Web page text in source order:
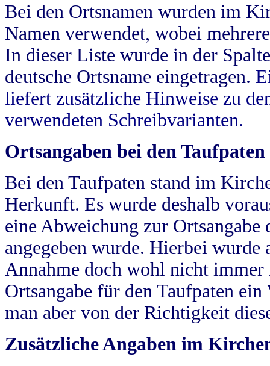
Bei den Ortsnamen wurden im
Namen verwendet, wobei
In dieser Liste wurde in der
deutsche Ortsname eingetragen.
liefert zusätzliche Hinweise zu
verwendeten Schreibvarianten.
Ortsangaben bei den Taufpaten
Bei den Taufpaten stand im
Herkunft. Es wurde deshalb
eine Abweichung zur
angegeben wurde. Hierbei wurde
Annahme doch wohl nicht
Ortsangabe für den Taufpaten
man aber von der Richtigkeit
Zusätzliche Angaben im